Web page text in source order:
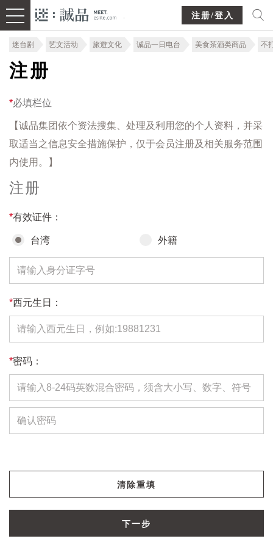
注册/登入
迷台剧 艺文活动 旅遊文化 诚品一日电台 美食茶酒类商品 不
注册
*必填栏位
【诚品集团依个资法搜集、处理及利用您的个人资料，并采
取适当之信息安全措施保护，仅于会员注册及相关服务范围
内使用。】
注册
*有效证件：
台湾 外籍
*西元生日：
*密码：